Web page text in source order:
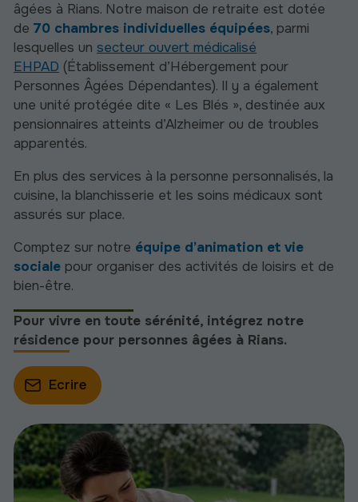
âgées à Rians. Notre maison de retraite est dotée
de 70 chambres individuelles équipées, parmi
lesquelles un secteur ouvert médicalisé
EHPAD (Établissement d’Hébergement pour
Personnes Âgées Dépendantes). Il y a également
une unité protégée dite « Les Blés », destinée aux
pensionnaires atteints d’Alzheimer ou de troubles
apparentés.
En plus des services à la personne personnalisés, la
cuisine, la blanchisserie et les soins médicaux sont
assurés sur place.
Comptez sur notre équipe d’animation et vie
sociale pour organiser des activités de loisirs et de
bien-être.
Pour vivre en toute sérénité, intégrez notre
résidence pour personnes âgées à Rians.
Ecrire